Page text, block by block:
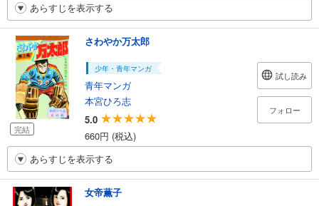
あらすじを表示する
完結
さわやか万太郎
少年・青年マンガ
青年マンガ
本宮ひろ志
5.0
660円 (税込)
試し読み
フォロー
あらすじを表示する
女帝薫子